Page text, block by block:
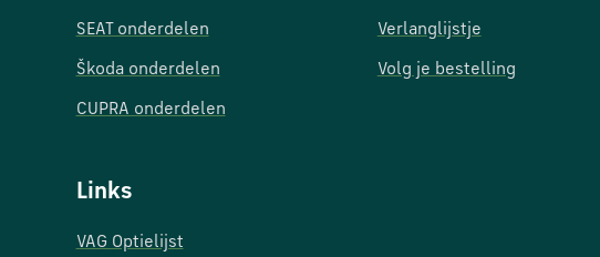
SEAT onderdelen
Škoda onderdelen
CUPRA onderdelen
Links
VAG Optielijst
Verlanglijstje
Volg je bestelling